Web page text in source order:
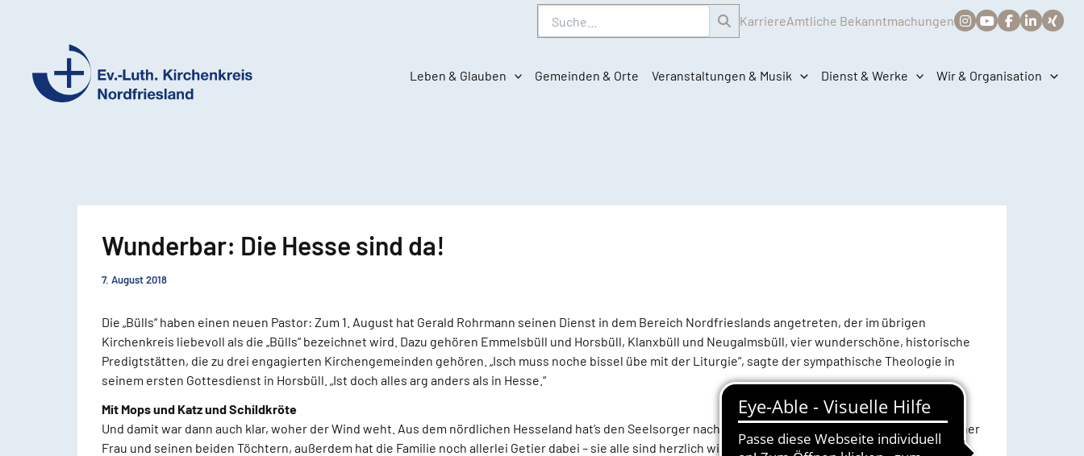
Suche KarriereAmtliche Bekanntmachungen
Ev.-
Leben & Glauben Gemeinden & Orte Veranstaltungen & Musik Dienst & Werke Wir & Organisation
Wunderbar: Die Hesse sind da!
7. August 2018
Die „Bülls“ haben einen neuen Pastor: Zum 1. August hat Gerald Rohrmann seinen Dienst in dem Bereich Nordfrieslands angetreten, der im übrigen
Kirchenkreis liebevoll als die „Bülls“ bezeichnet wird. Dazu gehören Emmelsbüll und Horsbüll, Klanxbüll und Neugalmsbüll, vier wunderschöne, historische
Predigtstätten, die zu drei engagierten Kirchengemeinden gehören. „Isch muss noche bissel übe mit der Liturgie“, sagte der sympathische Theologie in
seinem ersten Gottesdienst in Horsbüll. „Ist doch alles arg anders als in Hesse.“
Mit Mops und Katz und Schildkröte
Und damit war dann auch klar, woher der Wind weht. Aus dem nördlichen Hesseland hat’s den Seelsorger nach Nordfriesland getrieben, er kommt mit seiner
Frau und seinen beiden Töchtern, außerdem hat die Familie noch allerlei Getier dabei – sie alle sind herzlich willkommen im Norden, herzlich war die